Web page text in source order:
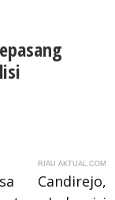
RIAU AKTUAL.COM
Candirejo,